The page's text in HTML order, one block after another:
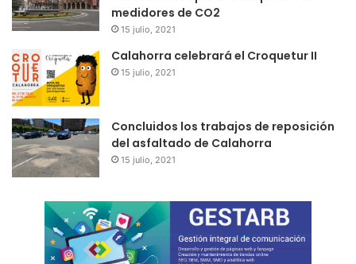
medidores de CO2
15 julio, 2021
Calahorra celebrará el Croquetur II
15 julio, 2021
Concluidos los trabajos de reposición
del asfaltado de Calahorra
15 julio, 2021